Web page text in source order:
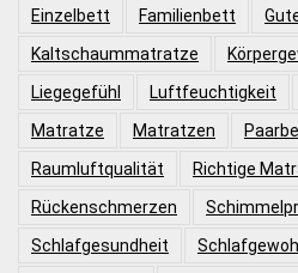
Einzelbett
Familienbett
Kaltschaummatratze
Liegegefühl
Luftfeuchtigkeit
Matratze
Matratzen
Raumluftqualität
Richtige
Rückenschmerzen
Schlafgesundheit